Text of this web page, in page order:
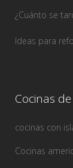
¿Cuánto se
Ideas para
Cocinas
cocinas con
Cocinas